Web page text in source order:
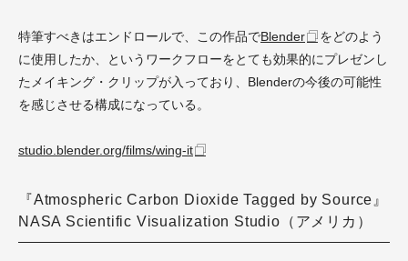
特筆すべきはエンドロールで、この作品でBlender
をどのよう
に使用したか、というワークフローをとても効果的にプレゼンし
たメイキング・クリップが入っており、Blenderの今後の可能性
を感じさせる構成になっている。
studio.blender.org/films/wing-it
『Atmospheric Carbon Dioxide Tagged by Source』
NASA Scientific Visualization Studio（アメリカ）